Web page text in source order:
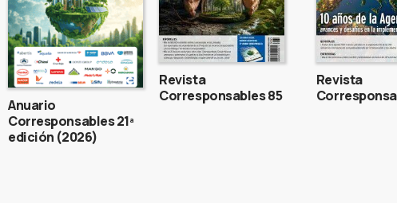
Anuario
Corresponsables 21ª
edición (2026)
Revista
Corresponsables 85
Revista